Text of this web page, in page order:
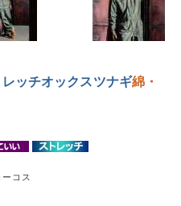
ッチオックスツナギ綿・
コス